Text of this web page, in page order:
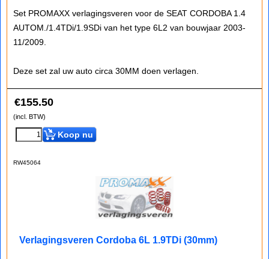
Set PROMAXX verlagingsveren voor de SEAT CORDOBA 1.4
AUTOM./1.4TDi/1.9SDi van het type 6L2 van bouwjaar 2003-
11/2009.
Deze set zal uw auto circa 30MM doen verlagen.
€155.50
(incl. BTW)
Koop nu
RW45064
Verlagingsveren Cordoba 6L 1.9TDi (30mm)